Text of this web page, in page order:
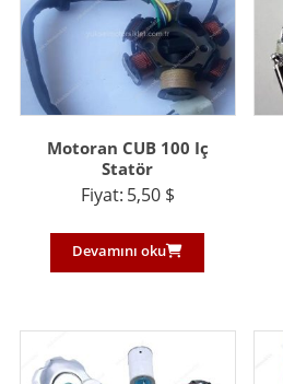
Motoran CUB 100 Iç
Statör
Fiyat: 5,50 $
Devamını oku